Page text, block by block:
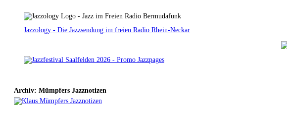
Jazzology - Die Jazzsendung im freien Radio Rhein-Neckar
Archiv: Mümpfers Jazznotizen